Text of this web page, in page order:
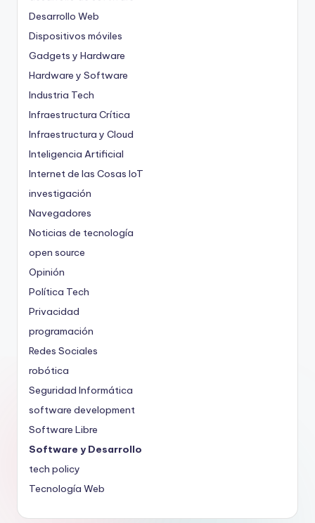
Desarrollo Web
Dispositivos móviles
Gadgets y Hardware
Hardware y Software
Industria Tech
Infraestructura Crítica
Infraestructura y Cloud
Inteligencia Artificial
Internet de las Cosas IoT
investigación
Navegadores
Noticias de tecnología
open source
Opinión
Política Tech
Privacidad
programación
Redes Sociales
robótica
Seguridad Informática
software development
Software Libre
Software y Desarrollo
tech policy
Tecnología Web